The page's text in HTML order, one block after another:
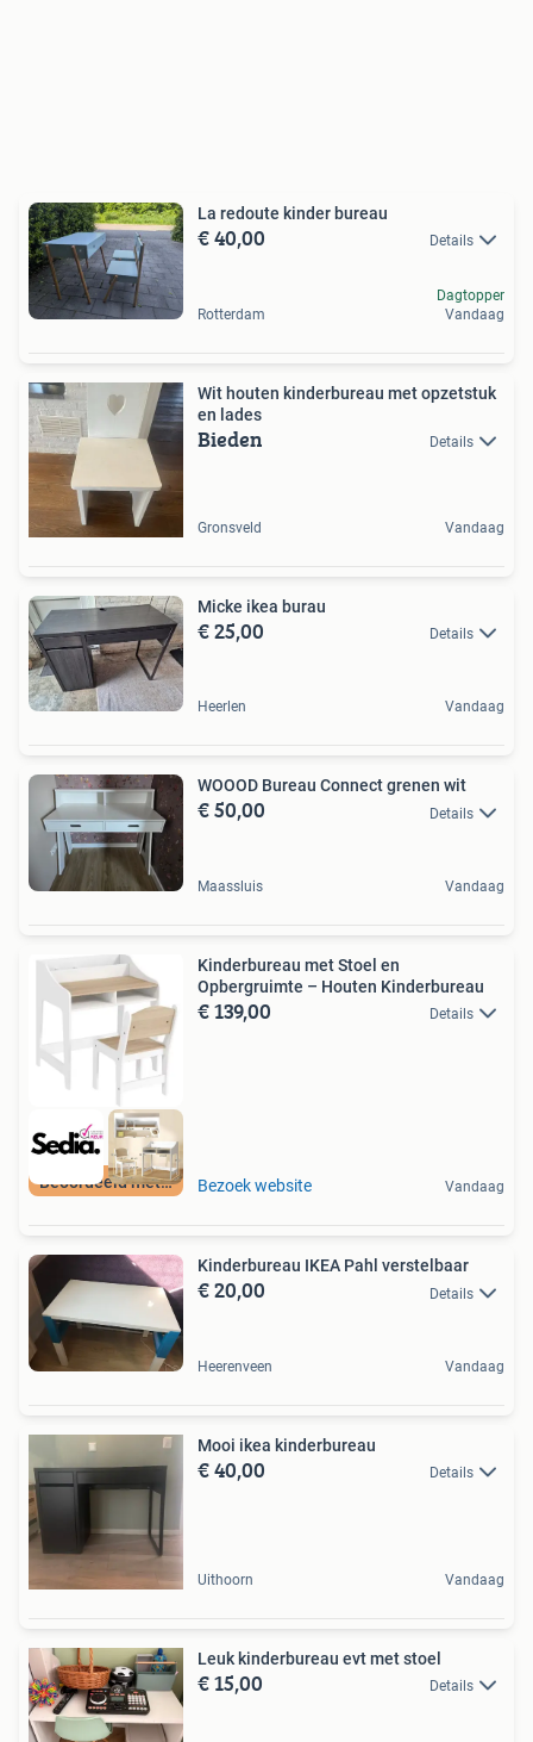
La redoute kinder bureau
€ 40,00 Details
Rotterdam
Dagtopper
Vandaag
Wit houten kinderbureau met opzetstuk
en lades
Bieden Details
Gronsveld Vandaag
Micke ikea burau
€ 25,00 Details
Heerlen Vandaag
WOOOD Bureau Connect grenen wit
€ 50,00 Details
Maassluis Vandaag
Beoordeeld met 9+
Kinderbureau met Stoel en
Opbergruimte – Houten Kinderbureau
€ 139,00 Details
Bezoek website Vandaag
Kinderbureau IKEA Pahl verstelbaar
€ 20,00 Details
Heerenveen Vandaag
Mooi ikea kinderbureau
€ 40,00 Details
Uithoorn Vandaag
Leuk kinderbureau evt met stoel
€ 15,00 Details